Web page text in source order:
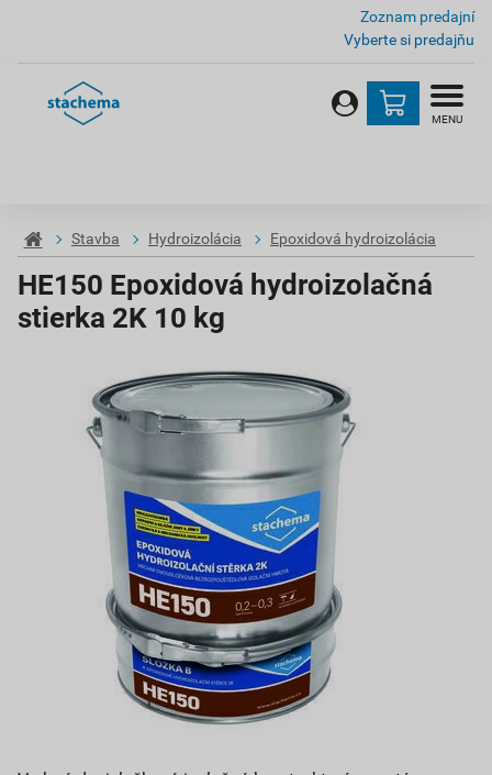
Zoznam predajní
Vyberte si predajňu
MENU
Stavba Hydroizolácia Epoxidová hydroizolácia
HE150 Epoxidová hydroizolačná
stierka 2K 10 kg